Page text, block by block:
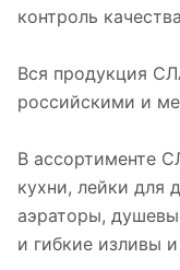
контроль
Вся продукция
российскими и
В ассортименте
кухни, лейки для
аэраторы,
и гибкие изливы